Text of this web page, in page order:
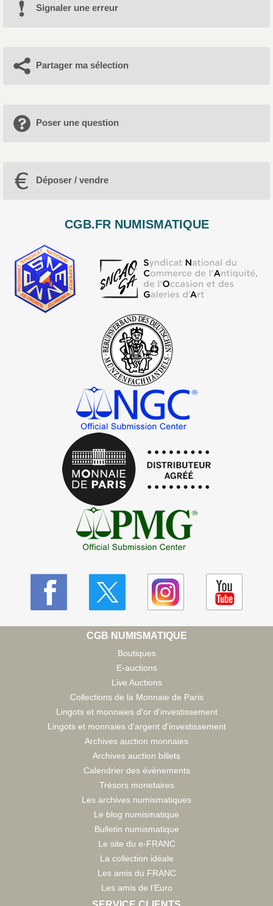
Signaler une erreur
Partager ma sélection
Poser une question
Déposer / vendre
CGB.FR NUMISMATIQUE
CGB NUMISMATIQUE
Boutiques
E-auctions
Live Auctions
Collections de la Monnaie de Paris
Lingots et monnaies d'or d'investissement
Lingots et monnaies d'argent d'investissement
Archives auction monnaies
Archives auction billets
Calendrier des évènements
Trésors monetaires
Les archives numismatiques
Le blog numismatique
Bulletin numismatique
Le site du e-FRANC
La collection idéale
Les amis du FRANC
Les amis de l'Euro